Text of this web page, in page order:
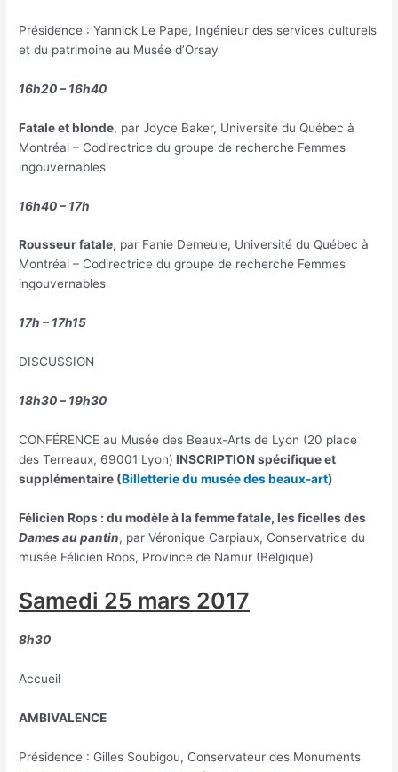
Présidence : Yannick Le Pape, Ingénieur des services culturels
et du patrimoine au Musée d’Orsay
16h20 – 16h40
Fatale et blonde, par Joyce Baker, Université du Québec à
Montréal – Codirectrice du groupe de recherche Femmes
ingouvernables
16h40 – 17h
Rousseur fatale, par Fanie Demeule, Université du Québec à
Montréal – Codirectrice du groupe de recherche Femmes
ingouvernables
17h – 17h15
DISCUSSION
18h30 – 19h30
CONFÉRENCE au Musée des Beaux-Arts de Lyon (20 place
des Terreaux, 69001 Lyon) INSCRIPTION spécifique et
supplémentaire (Billetterie du musée des beaux-art)
Félicien Rops : du modèle à la femme fatale, les ficelles des
Dames au pantin, par Véronique Carpiaux, Conservatrice du
musée Félicien Rops, Province de Namur (Belgique)
Samedi 25 mars 2017
8h30
Accueil
AMBIVALENCE
Présidence : Gilles Soubigou, Conservateur des Monuments